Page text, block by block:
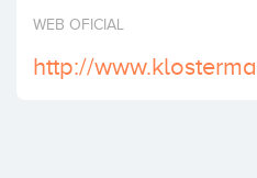
Invertir
WEB OFICIAL